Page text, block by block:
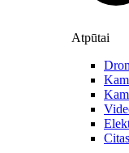
Atpūtai